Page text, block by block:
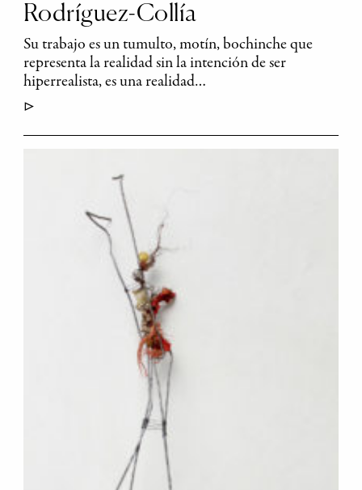
Rodríguez-Collía
Su trabajo es un tumulto, motín, bochinche que
representa la realidad sin la intención de ser
hiperrealista, es una realidad…
▷